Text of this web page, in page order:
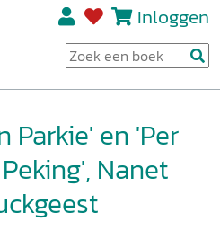
Inloggen
Parkie' en 'Per
Nanet